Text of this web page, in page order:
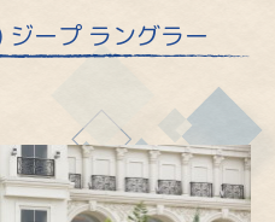
ープ ラングラー